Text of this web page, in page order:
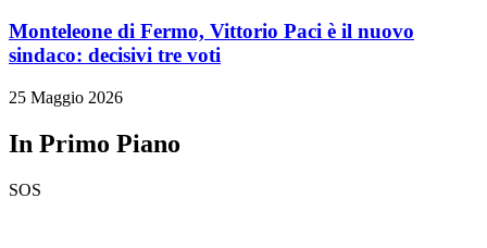
Monteleone di Fermo, Vittorio Paci è il nuovo
sindaco: decisivi tre voti
25 Maggio 2026
In Primo Piano
SOS